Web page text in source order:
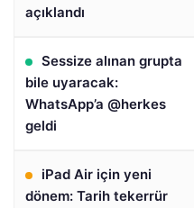
açıklandı
Sessize alınan grupta
bile uyaracak:
WhatsApp’a @herkes
geldi
iPad Air için yeni
dönem: Tarih tekerrür